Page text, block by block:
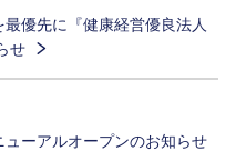
最優先に『健康経営優良法人
せ
ューアルオープンのお知らせ